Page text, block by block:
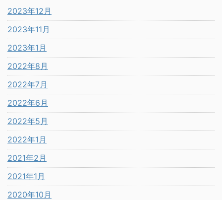
2023年12月
2023年11月
2023年1月
2022年8月
2022年7月
2022年6月
2022年5月
2022年1月
2021年2月
2021年1月
2020年10月